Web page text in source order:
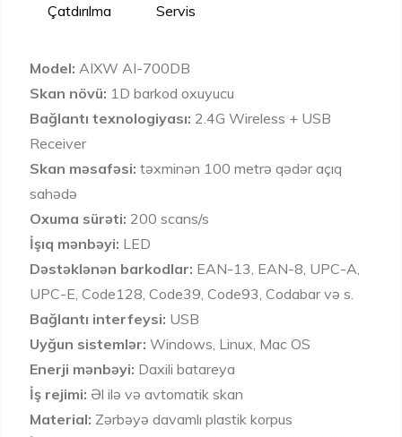
Çatdırılma Servis
Model: AIXW AI-700DB
Skan növü: 1D barkod oxuyucu
Bağlantı texnologiyası: 2.4G Wireless + USB
Receiver
Skan məsafəsi: təxminən 100 metrə qədər açıq
sahədə
Oxuma sürəti: 200 scans/s
İşıq mənbəyi: LED
Dəstəklənən barkodlar: EAN-13, EAN-8, UPC-A,
UPC-E, Code128, Code39, Code93, Codabar və s.
Bağlantı interfeysi: USB
Uyğun sistemlər: Windows, Linux, Mac OS
Enerji mənbəyi: Daxili batareya
İş rejimi: Əl ilə və avtomatik skan
Material: Zərbəyə davamlı plastik korpus